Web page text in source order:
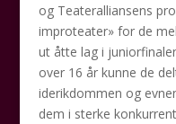
og Teateralliansens
improteater» for de
ut åtte lag i
over 16 år kunne de
iderikdommen og
dem i sterke